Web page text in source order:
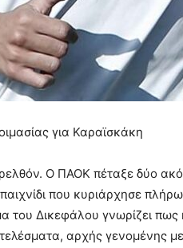
για Καραϊσκάκη
Ο ΠΑΟΚ πέταξε δύο
που κυριάρχησε
του Δικεφάλου γνωρίζει πως
αρχής γενομένης